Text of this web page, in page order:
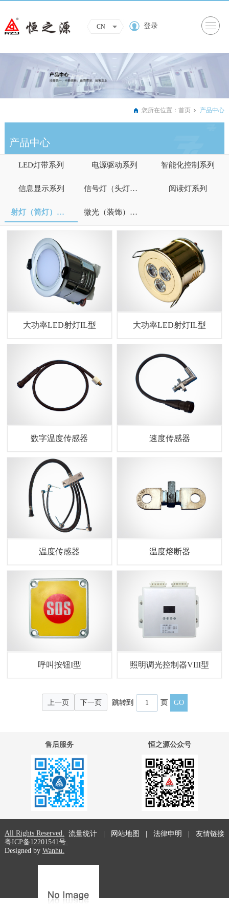
CN 登录
您所在位置：首页 产品中心
产品中心
LED灯带系列 电源驱动系列 智能化控制系列
信息显示系列 信号灯（头灯）系列 阅读灯系列
射灯（筒灯）系列 微光（装饰）照明系列
大功率LED射灯IL型 大功率LED射灯IL型
数字温度传感器 速度传感器
温度传感器 温度熔断器
呼叫按钮I型 照明调光控制器VIII型
上一页 下一页 跳转到 页
售后服务 恒之源公众号
流量统计 网站地图 法律申明 友情链接
All Rights Reserved.
粤ICP备12201541号.
Designed by Wanhu.